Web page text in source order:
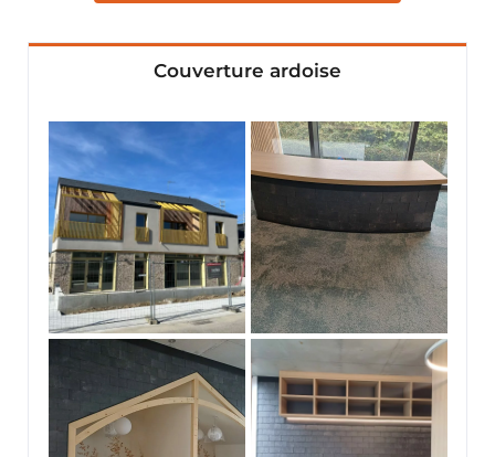
Couverture ardoise